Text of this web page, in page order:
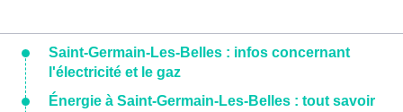
Saint-Germain-Les-Belles : infos concernant
l'électricité et le gaz
Énergie à Saint-Germain-Les-Belles : tout savoir